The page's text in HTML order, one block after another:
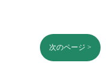
次のページ >